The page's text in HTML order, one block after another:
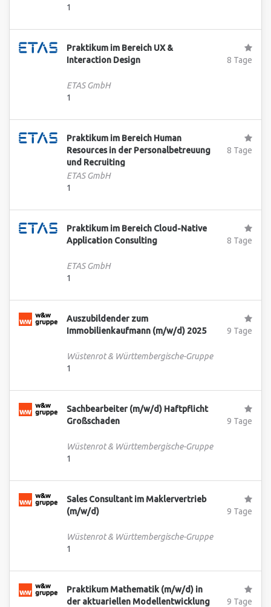
1
Praktikum im Bereich UX &
Interaction Design
ETAS GmbH
1
8 Tage
Praktikum im Bereich Human
Resources in der Personalbetreuung
und Recruiting
ETAS GmbH
1
8 Tage
Praktikum im Bereich Cloud-Native
Application Consulting
ETAS GmbH
1
8 Tage
Auszubildender zum
Immobilienkaufmann (m/w/d) 2025
Wüstenrot & Württembergische-Gruppe
1
9 Tage
Sachbearbeiter (m/w/d) Haftpflicht
Großschaden
Wüstenrot & Württembergische-Gruppe
1
9 Tage
Sales Consultant im Maklervertrieb
(m/w/d)
Wüstenrot & Württembergische-Gruppe
1
9 Tage
Praktikum Mathematik (m/w/d) in
der aktuariellen Modellentwicklung
9 Tage